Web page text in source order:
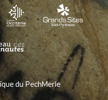
du PechMerle